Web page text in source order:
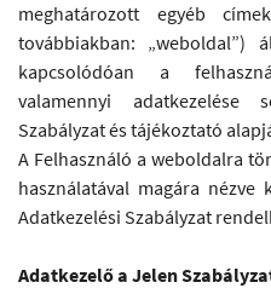
meghatározott egyéb
továbbiakban: „weboldal”)
kapcsolódóan a
valamennyi
Szabályzat és tájékoztató
A Felhasználó a weboldalra
használatával magára
Adatkezelési Szabályzat
Adatkezelő a Jelen